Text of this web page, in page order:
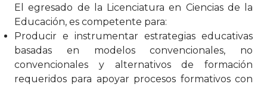
El egresado de la Licenciatura en Ciencias de la
Educación, es competente para:
Producir e instrumentar estrategias educativas
basadas en modelos convencionales, no
convencionales y alternativos de formación
requeridos para apoyar procesos formativos con